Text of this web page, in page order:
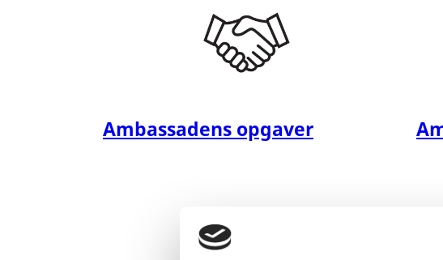
Ambassadens opgaver